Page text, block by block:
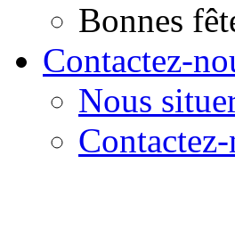
Bonnes
Contactez-
Nous